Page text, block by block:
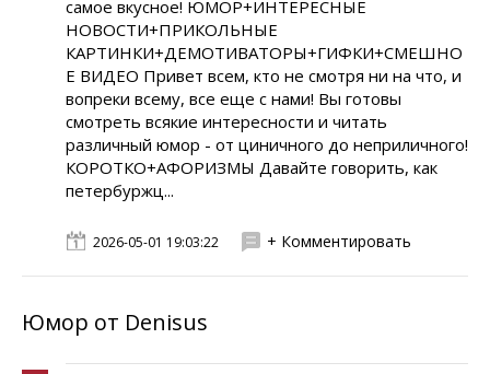
самое вкусное! ЮМОР+ИНТЕРЕСНЫЕ
НОВОСТИ+ПРИКОЛЬНЫЕ
КАРТИНКИ+ДЕМОТИВАТОРЫ+ГИФКИ+СМЕШНО
Е ВИДЕО Привет всем, кто не смотря ни на что, и
вопреки всему, все еще с нами! Вы готовы
смотреть всякие интересности и читать
различный юмор - от циничного до неприличного!
КОРОТКО+АФОРИЗМЫ Давайте говорить, как
петербуржц...
2026-05-01 19:03:22 + Комментировать
Юмор от Denisus